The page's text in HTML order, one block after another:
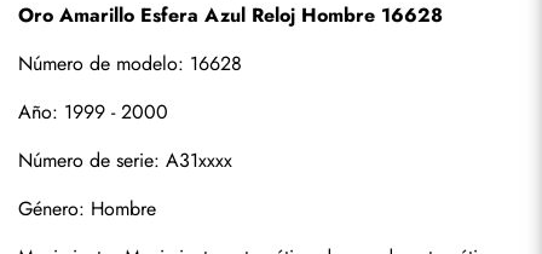
Oro Amarillo Esfera Azul Reloj Hombre 16628
Número de modelo: 16628
Año: 1999 - 2000
Número de serie: A31xxxx
Género: Hombre